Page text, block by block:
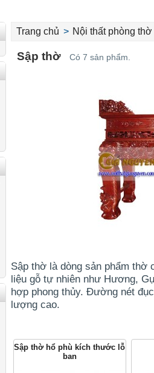
Trang chủ > Nội thất phòng thờ
Sập thờ Có 7 sản phẩm.
Sập thờ là dòng sản phẩm thờ
liệu gỗ tự nhiên như Hương,
hợp phong thủy. Đường nét
lượng cao.
Sập thờ hổ phù kích thước lỗ
ban